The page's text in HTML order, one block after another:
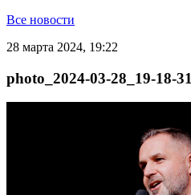
Все новости
28 марта 2024, 19:22
photo_2024-03-28_19-18-31